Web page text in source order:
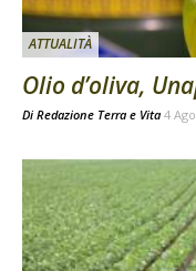
ATTUALITÀ
Olio d’oliva,
Di Redazione Terra e Vita 4